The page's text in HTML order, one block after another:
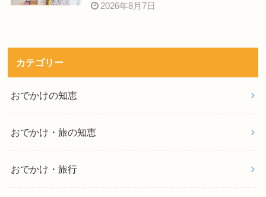
2026年8月7日
カテゴリー
おでかけの知恵
おでかけ・旅の知恵
おでかけ・旅行